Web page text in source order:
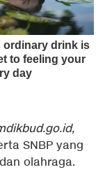
SNBP yang
olahraga.